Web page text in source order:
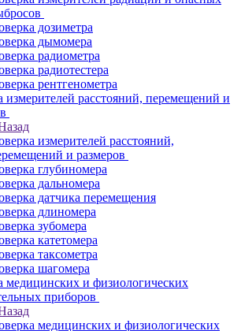
дозиметра
дымомера
радиометра
радиотестера
рентгенометра
измерителей расстояний, перемещений и
измерителей расстояний,
и размеров
глубиномера
дальномера
датчика перемещения
длиномера
зубомера
катетомера
таксометра
шагомера
медицинских и физиологических
приборов
медицинских и физиологических